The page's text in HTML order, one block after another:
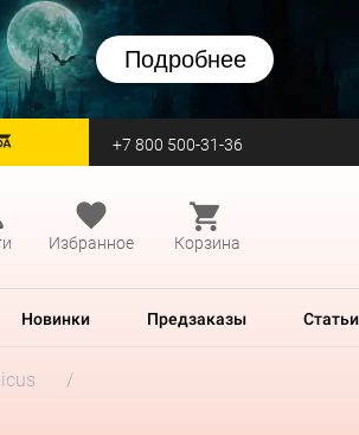
Подробнее
перейти на Zvezda +7 800 500-31-36
Избранное Корзина
Новинки Предзаказы Статьи